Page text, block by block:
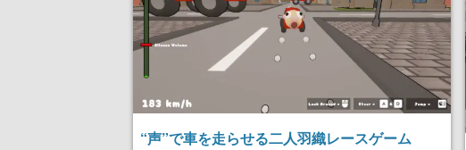
“声”で車を走らせる二人羽織レースゲーム